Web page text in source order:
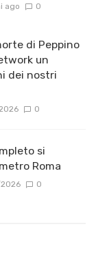
ago 0
di Peppino
un
dei nostri
0
si
Roma
0